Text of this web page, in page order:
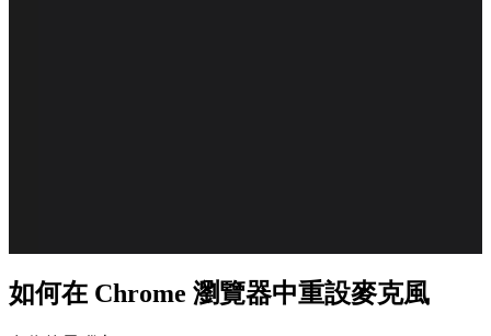
如何在 Chrome 瀏覽器中重設麥克風